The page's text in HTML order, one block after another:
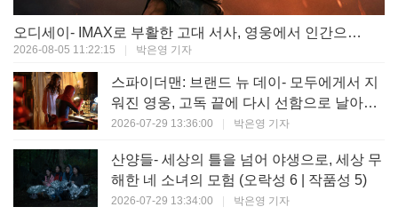
오디세이- IMAX로 부활한 고대 서사, 영웅에서 인간으로의 귀환 (오락성 9 | 작품성 9)
2026-08-05 11:22:15 박은영 기자
스파이더맨: 브랜드 뉴 데이- 모두에게서 지
워진 영웅, 고독 끝에 다시 선함으로 날아오
르다 (오락성 8 | 작품성 8)
2026-07-29 13:36:00 박은영 기자
산양들- 세상의 틀을 넘어 야생으로, 세상 무
해한 네 소녀의 모험 (오락성 6 | 작품성 5)
2026-07-29 13:34:00 박은영 기자